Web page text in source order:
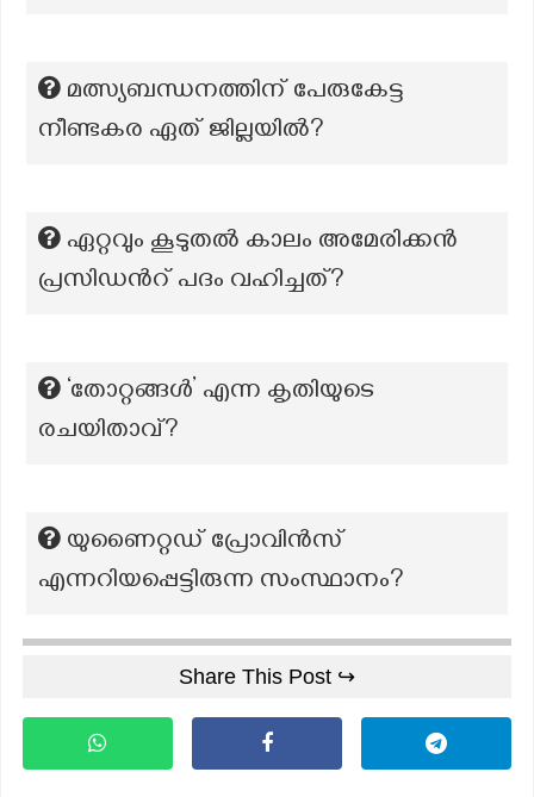
മത്സ്യബന്ധനത്തിന് പേരുകേട്ട
നീണ്ടകര ഏത് ജില്ലയിൽ?
ഏറ്റവും കൂടുതൽ കാലം അമേരിക്കൻ
പ്രസിഡൻറ് പദം വഹിച്ചത്?
‘തോറ്റങ്ങൾ’ എന്ന കൃതിയുടെ
രചയിതാവ്?
യുണൈറ്റഡ് പ്രോവിൻസ്
എന്നറിയപ്പെട്ടിരുന്ന സംസ്ഥാനം?
Share This Post ↪